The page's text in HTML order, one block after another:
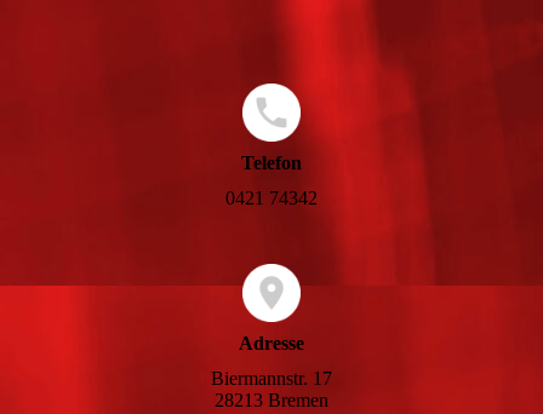
Telefon
0421 74342
Adresse
Biermannstr. 17
28213 Bremen